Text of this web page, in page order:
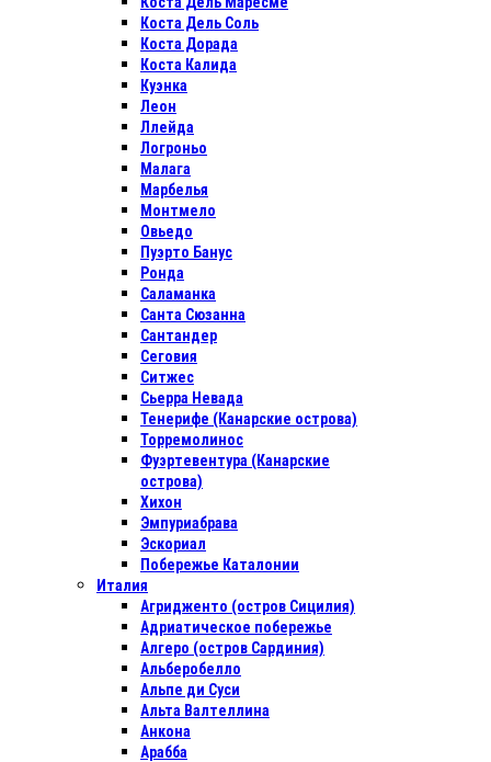
Коста Дель Соль
Коста Дорада
Коста Калида
Куэнка
Леон
Ллейда
Логроньо
Малага
Марбелья
Монтмело
Овьедо
Пуэрто Банус
Ронда
Саламанка
Санта Сюзанна
Сантандер
Сеговия
Ситжес
Сьерра Невада
Тенерифе (Канарские острова)
Торремолинос
Фуэртевентура (Канарские
острова)
Хихон
Эмпуриабрава
Эскориал
Побережье Каталонии
Италия
Агридженто (остров Сицилия)
Адриатическое побережье
Алгеро (остров Сардиния)
Альберобелло
Альпе ди Суси
Альта Валтеллина
Анкона
Арабба